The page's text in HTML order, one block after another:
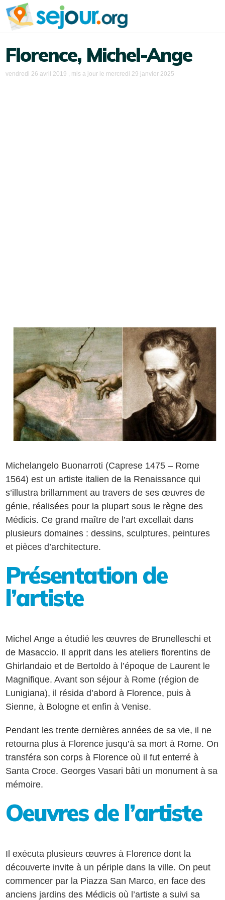
Florence, Michel-Ange
vendredi 26 avril 2019 , mis a jour le mercredi 29 janvier 2025
Michelangelo Buonarroti (Caprese 1475 – Rome
1564) est un artiste italien de la Renaissance qui
s’illustra brillamment au travers de ses œuvres de
génie, réalisées pour la plupart sous le règne des
Médicis. Ce grand maître de l’art excellait dans
plusieurs domaines : dessins, sculptures, peintures
et pièces d’architecture.
Présentation de
l’artiste
Michel Ange a étudié les œuvres de Brunelleschi et
de Masaccio. Il apprit dans les ateliers florentins de
Ghirlandaio et de Bertoldo à l’époque de Laurent le
Magnifique. Avant son séjour à Rome (région de
Lunigiana), il résida d’abord à Florence, puis à
Sienne, à Bologne et enfin à Venise.
Pendant les trente dernières années de sa vie, il ne
retourna plus à Florence jusqu’à sa mort à Rome. On
transféra son corps à Florence où il fut enterré à
Santa Croce. Georges Vasari bâti un monument à sa
mémoire.
Oeuvres de l’artiste
Il exécuta plusieurs œuvres à Florence dont la
découverte invite à un périple dans la ville. On peut
commencer par la Piazza San Marco, en face des
anciens jardins des Médicis où l’artiste a suivi sa